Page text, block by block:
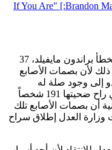
[Brandon Mayfield Case:] "If You Are
اعتقلت الحكومة الأمريكية على سبيل الخطأ براندون مايفيلد، 37
أوريجون في 6 مايو. ذلك لأن بصمات الأصابع
إلى وجود صلة له
بتفجيرات 11 مارس/آذار في مدريد والتي راح ضحيتها 191 شخصاً
أن بصمات الأصابع تلك
العدل إطلاق سراح